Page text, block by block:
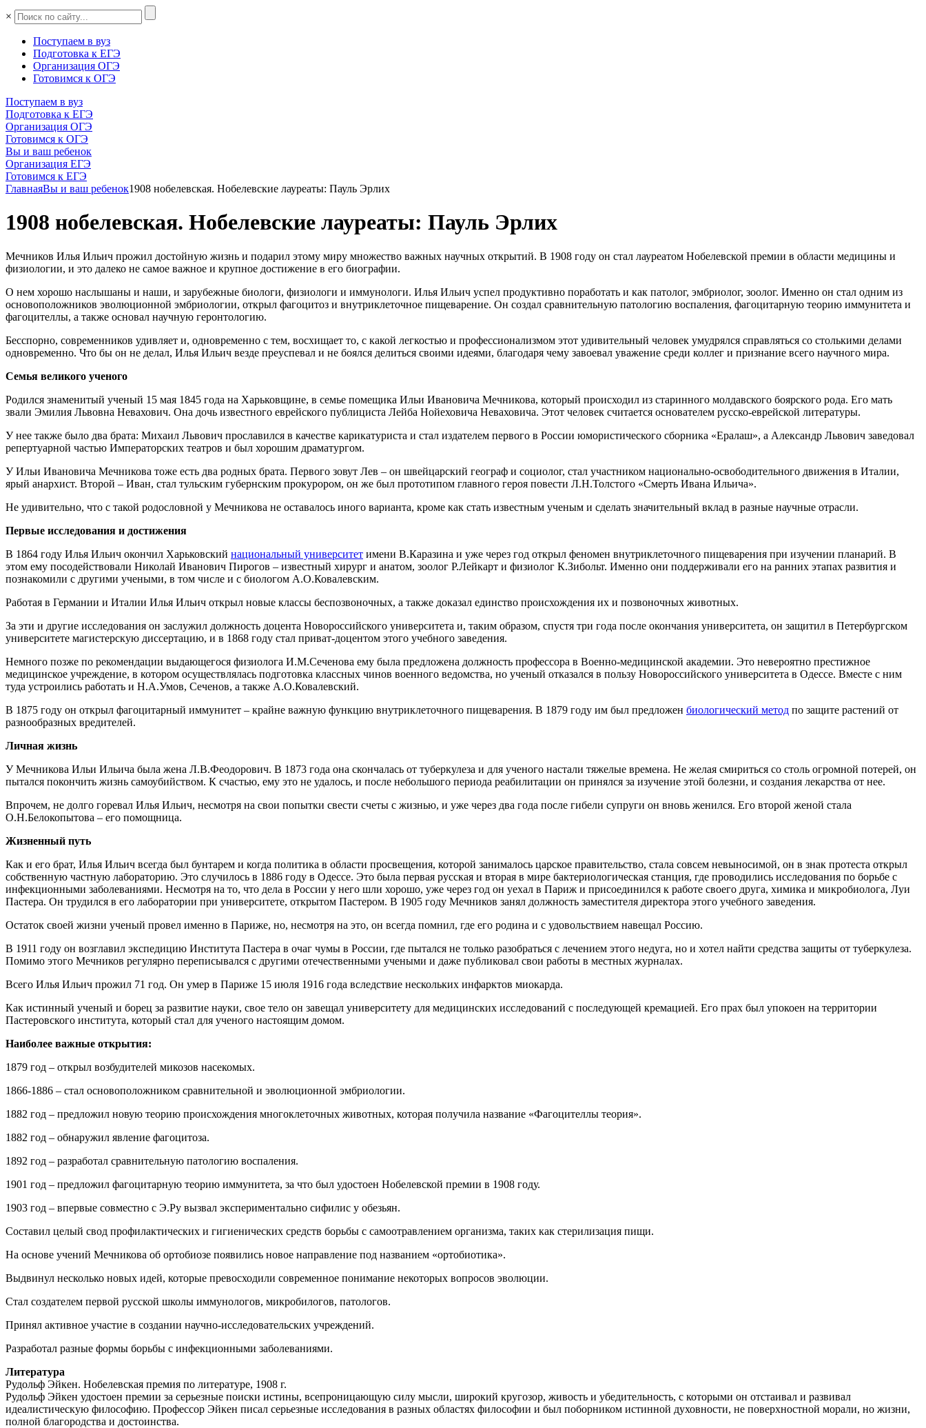
×
Поступаем в вуз
Подготовка к ЕГЭ
Организация ОГЭ
Готовимся к ОГЭ
Поступаем в вуз
Подготовка к ЕГЭ
Организация ОГЭ
Готовимся к ОГЭ
Вы и ваш ребенок
Организация ЕГЭ
Готовимся к ЕГЭ
ГлавнаяВы и ваш ребенок1908 нобелевская. Нобелевские лауреаты: Пауль Эрлих
1908 нобелевская. Нобелевские лауреаты: Пауль Эрлих
Мечников Илья Ильич прожил достойную жизнь и подарил этому миру множество важных научных открытий. В 1908 году он стал лауреатом Нобелевской премии в области медицины и
физиологии, и это далеко не самое важное и крупное достижение в его биографии.
О нем хорошо наслышаны и наши, и зарубежные биологи, физиологи и иммунологи. Илья Ильич успел продуктивно поработать и как патолог, эмбриолог, зоолог. Именно он стал одним из
основоположников эволюционной эмбриологии, открыл фагоцитоз и внутриклеточное пищеварение. Он создал сравнительную патологию воспаления, фагоцитарную теорию иммунитета и
фагоцителлы, а также основал научную геронтологию.
Бесспорно, современников удивляет и, одновременно с тем, восхищает то, с какой легкостью и профессионализмом этот удивительный человек умудрялся справляться со столькими делами
одновременно. Что бы он не делал, Илья Ильич везде преуспевал и не боялся делиться своими идеями, благодаря чему завоевал уважение среди коллег и признание всего научного мира.
Семья великого ученого
Родился знаменитый ученый 15 мая 1845 года на Харьковщине, в семье помещика Ильи Ивановича Мечникова, который происходил из старинного молдавского боярского рода. Его мать
звали Эмилия Львовна Невахович. Она дочь известного еврейского публициста Лейба Нойеховича Неваховича. Этот человек считается основателем русско-еврейской литературы.
У нее также было два брата: Михаил Львович прославился в качестве карикатуриста и стал издателем первого в России юмористического сборника «Ералаш», а Александр Львович заведовал
репертуарной частью Императорских театров и был хорошим драматургом.
У Ильи Ивановича Мечникова тоже есть два родных брата. Первого зовут Лев – он швейцарский географ и социолог, стал участником национально-освободительного движения в Италии,
ярый анархист. Второй – Иван, стал тульским губернским прокурором, он же был прототипом главного героя повести Л.Н.Толстого «Смерть Ивана Ильича».
Не удивительно, что с такой родословной у Мечникова не оставалось иного варианта, кроме как стать известным ученым и сделать значительный вклад в разные научные отрасли.
Первые исследования и достижения
В 1864 году Илья Ильич окончил Харьковский национальный университет имени В.Каразина и уже через год открыл феномен внутриклеточного пищеварения при изучении планарий. В
этом ему посодействовали Николай Иванович Пирогов – известный хирург и анатом, зоолог Р.Лейкарт и физиолог К.Зибольт. Именно они поддерживали его на ранних этапах развития и
познакомили с другими учеными, в том числе и с биологом А.О.Ковалевским.
Работая в Германии и Италии Илья Ильич открыл новые классы беспозвоночных, а также доказал единство происхождения их и позвоночных животных.
За эти и другие исследования он заслужил должность доцента Новороссийского университета и, таким образом, спустя три года после окончания университета, он защитил в Петербургском
университете магистерскую диссертацию, и в 1868 году стал приват-доцентом этого учебного заведения.
Немного позже по рекомендации выдающегося физиолога И.М.Сеченова ему была предложена должность профессора в Военно-медицинской академии. Это невероятно престижное
медицинское учреждение, в котором осуществлялась подготовка классных чинов военного ведомства, но ученый отказался в пользу Новороссийского университета в Одессе. Вместе с ним
туда устроились работать и Н.А.Умов, Сеченов, а также А.О.Ковалевский.
В 1875 году он открыл фагоцитарный иммунитет – крайне важную функцию внутриклеточного пищеварения. В 1879 году им был предложен биологический метод по защите растений от
разнообразных вредителей.
Личная жизнь
У Мечникова Ильи Ильича была жена Л.В.Феодорович. В 1873 года она скончалась от туберкулеза и для ученого настали тяжелые времена. Не желая смириться со столь огромной потерей, он
пытался покончить жизнь самоубийством. К счастью, ему это не удалось, и после небольшого периода реабилитации он принялся за изучение этой болезни, и создания лекарства от нее.
Впрочем, не долго горевал Илья Ильич, несмотря на свои попытки свести счеты с жизнью, и уже через два года после гибели супруги он вновь женился. Его второй женой стала
О.Н.Белокопытова – его помощница.
Жизненный путь
Как и его брат, Илья Ильич всегда был бунтарем и когда политика в области просвещения, которой занималось царское правительство, стала совсем невыносимой, он в знак протеста открыл
собственную частную лабораторию. Это случилось в 1886 году в Одессе. Это была первая русская и вторая в мире бактериологическая станция, где проводились исследования по борьбе с
инфекционными заболеваниями. Несмотря на то, что дела в России у него шли хорошо, уже через год он уехал в Париж и присоединился к работе своего друга, химика и микробиолога, Луи
Пастера. Он трудился в его лаборатории при университете, открытом Пастером. В 1905 году Мечников занял должность заместителя директора этого учебного заведения.
Остаток своей жизни ученый провел именно в Париже, но, несмотря на это, он всегда помнил, где его родина и с удовольствием навещал Россию.
В 1911 году он возглавил экспедицию Института Пастера в очаг чумы в России, где пытался не только разобраться с лечением этого недуга, но и хотел найти средства защиты от туберкулеза.
Помимо этого Мечников регулярно переписывался с другими отечественными учеными и даже публиковал свои работы в местных журналах.
Всего Илья Ильич прожил 71 год. Он умер в Париже 15 июля 1916 года вследствие нескольких инфарктов миокарда.
Как истинный ученый и борец за развитие науки, свое тело он завещал университету для медицинских исследований с последующей кремацией. Его прах был упокоен на территории
Пастеровского института, который стал для ученого настоящим домом.
Наиболее важные открытия:
1879 год – открыл возбудителей микозов насекомых.
1866-1886 – стал основоположником сравнительной и эволюционной эмбриологии.
1882 год – предложил новую теорию происхождения многоклеточных животных, которая получила название «Фагоцителлы теория».
1882 год – обнаружил явление фагоцитоза.
1892 год – разработал сравнительную патологию воспаления.
1901 год – предложил фагоцитарную теорию иммунитета, за что был удостоен Нобелевской премии в 1908 году.
1903 год – впервые совместно с Э.Ру вызвал экспериментально сифилис у обезьян.
Составил целый свод профилактических и гигиенических средств борьбы с самоотравлением организма, таких как стерилизация пищи.
На основе учений Мечникова об ортобиозе появились новое направление под названием «ортобиотика».
Выдвинул несколько новых идей, которые превосходили современное понимание некоторых вопросов эволюции.
Стал создателем первой русской школы иммунологов, микробилогов, патологов.
Принял активное участие в создании научно-исследовательских учреждений.
Разработал разные формы борьбы с инфекционными заболеваниями.
Литература
Рудольф Эйкен. Нобелевская премия по литературе, 1908 г.
Рудольф Эйкен удостоен премии за серьезные поиски истины, всепроницающую силу мысли, широкий кругозор, живость и убедительность, с которыми он отстаивал и развивал
идеалистическую философию. Профессор Эйкен писал серьезные исследования в разных областях философии и был поборником истинной духовности, не поверхностной морали, но жизни,
полной благородства и достоинства.